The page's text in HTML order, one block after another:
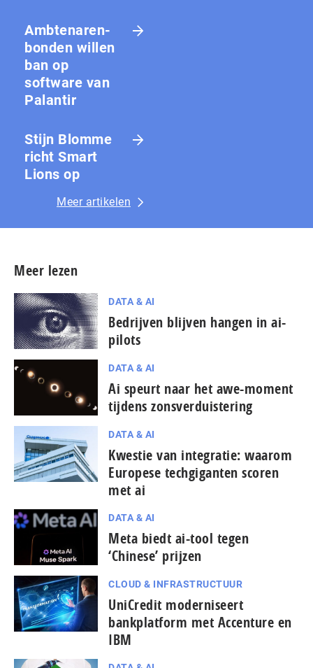
Amb­te­na­ren­
bon­den willen
ban op
software van
Palantir
Stijn Blomme
richt Smart
Lions op
Meer artikelen
Meer lezen
DATA & AI
Bedrijven blijven hangen in ai-
pilots
DATA & AI
Ai speurt naar het awe-moment
tijdens zons­ver­duis­te­ring
DATA & AI
Kwestie van integratie: waarom
Europese techgiganten scoren
met ai
DATA & AI
Meta biedt ai-tool tegen
‘Chinese’ prijzen
CLOUD & INFRASTRUCTUUR
UniCredit moderniseert
bankplatform met Accenture en
IBM